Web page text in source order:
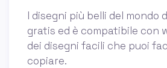
I disegni più belli del mondo
gratis ed è compatibile con
dei disegni facili che puoi
copiare.